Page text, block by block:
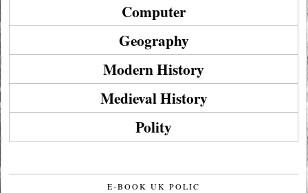
Computer
Geography
Modern History
Medieval History
Polity
E-BOOK UK POLIC